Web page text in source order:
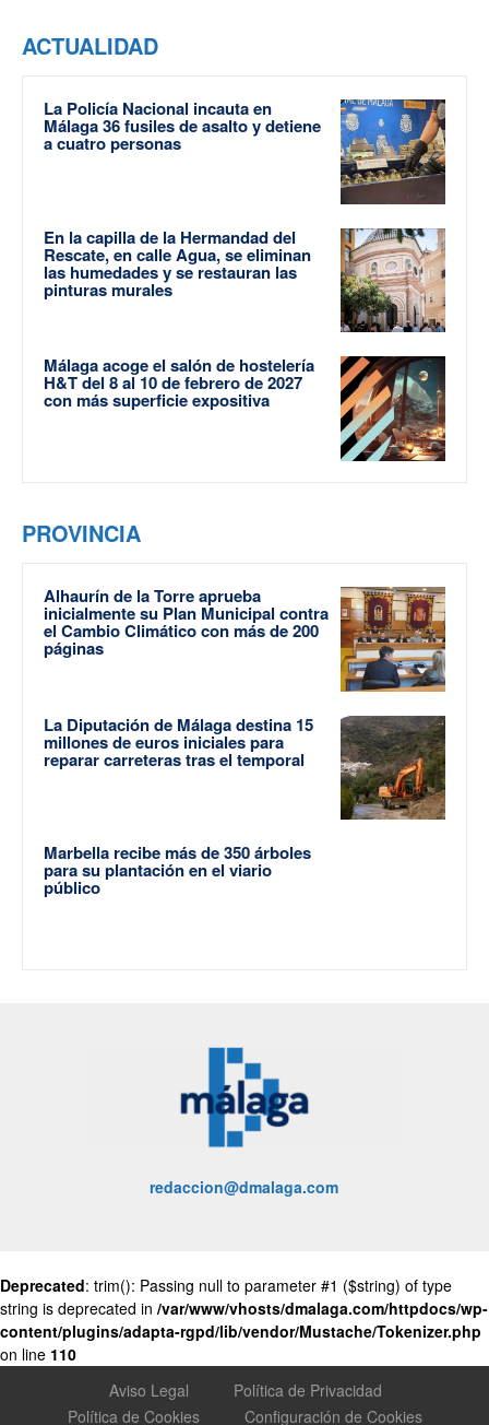
ACTUALIDAD
La Policía Nacional incauta en
Málaga 36 fusiles de asalto y detiene
a cuatro personas
En la capilla de la Hermandad del
Rescate, en calle Agua, se eliminan
las humedades y se restauran las
pinturas murales
Málaga acoge el salón de hostelería
H&T del 8 al 10 de febrero de 2027
con más superficie expositiva
PROVINCIA
Alhaurín de la Torre aprueba
inicialmente su Plan Municipal contra
el Cambio Climático con más de 200
páginas
La Diputación de Málaga destina 15
millones de euros iniciales para
reparar carreteras tras el temporal
Marbella recibe más de 350 árboles
para su plantación en el viario
público
redaccion@dmalaga.com
Deprecated: trim(): Passing null to parameter #1 ($string) of type
string is deprecated in /var/www/vhosts/dmalaga.com/httpdocs/wp-
content/plugins/adapta-rgpd/lib/vendor/Mustache/Tokenizer.php
on line 110
Aviso Legal
Política de Privacidad
Política de Cookies
Configuración de Cookies